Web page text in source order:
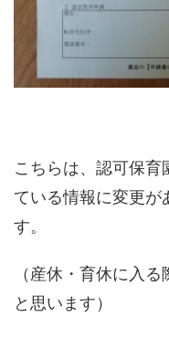
こちらは、認可保育
ている情報に変更が
す。
（産休・育休に入
と思います）